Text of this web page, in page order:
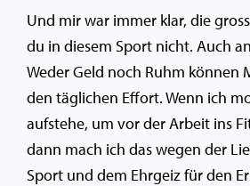
Und mir war immer klar, die
du in diesem Sport nicht. Auch
Weder Geld noch Ruhm können
den täglichen Effort. Wenn ich
aufstehe, um vor der Arbeit ins
dann mach ich das wegen der
Sport und dem Ehrgeiz für den